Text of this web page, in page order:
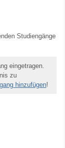
Studiengänge
eingetragen.
zu
hinzufügen!